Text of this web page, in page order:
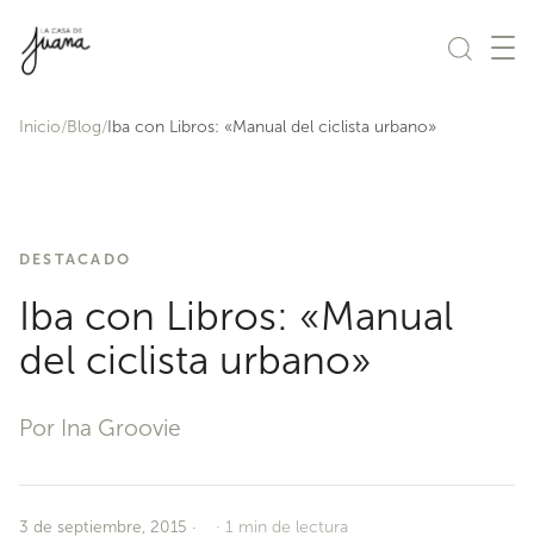
Inicio Blog Iba con Libros: «Manual del ciclista urbano»
DESTACADO
Iba con Libros: «Manual
del ciclista urbano»
Por Ina Groovie
3 de septiembre, 2015 · 1 min de lectura